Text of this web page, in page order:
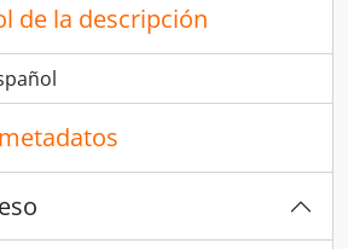
de la descripción